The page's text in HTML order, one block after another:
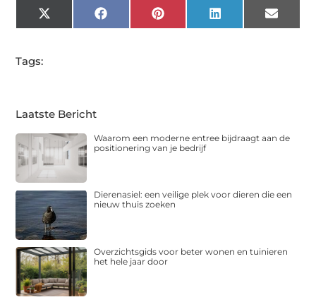
X
(Twitter)
FacebookPinterest LinkedIn Email
Tags:
Laatste Bericht
Waarom een moderne entree bijdraagt aan de
positionering van je bedrijf
Dierenasiel: een veilige plek voor dieren die een
nieuw thuis zoeken
Overzichtsgids voor beter wonen en tuinieren
het hele jaar door